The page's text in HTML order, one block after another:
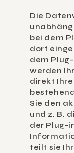
Die
bei dem
dort
dem
werden
direkt
Sie den
und z. B.
der Plug-
teilt sie